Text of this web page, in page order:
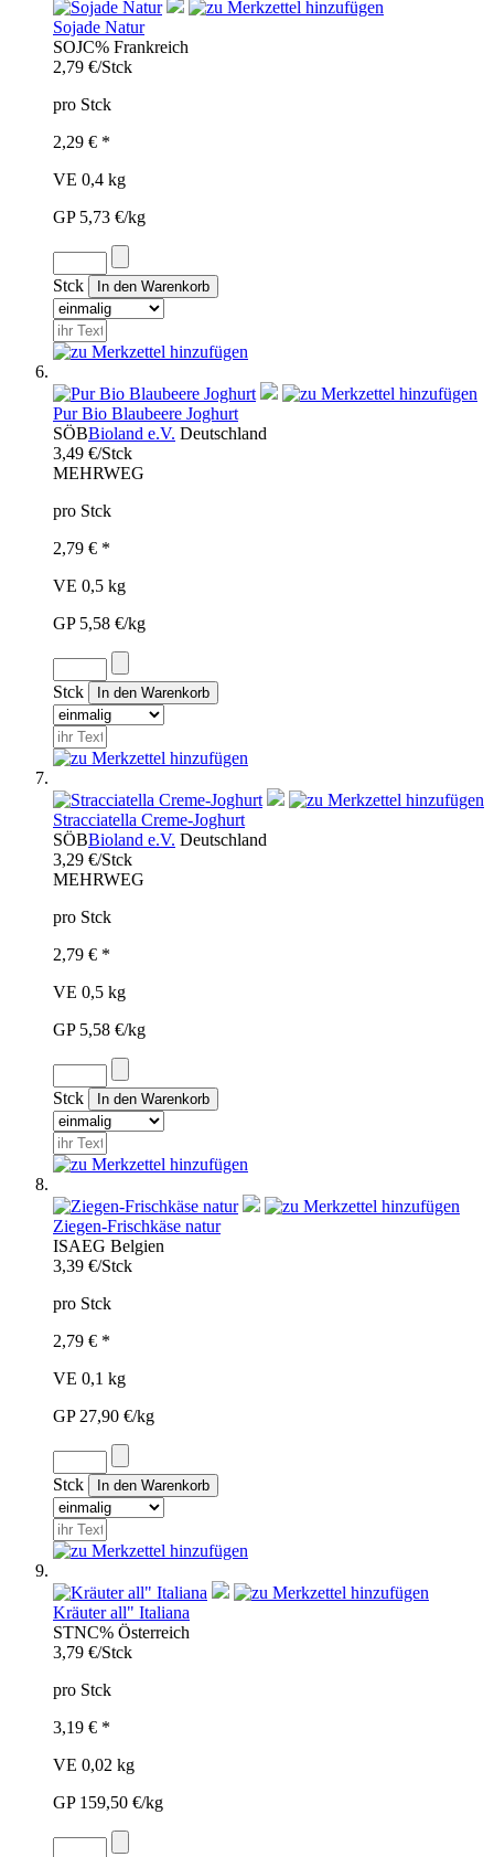
Sojade Natur
SOJC% Frankreich
2,79 €/Stck
pro Stck
2,29 € *
VE 0,4 kg
GP 5,73 €/kg
Stck
Pur Bio Blaubeere Joghurt
SÖBBioland e.V. Deutschland
3,49 €/Stck
MEHRWEG
pro Stck
2,79 € *
VE 0,5 kg
GP 5,58 €/kg
Stck
Stracciatella Creme-Joghurt
SÖBBioland e.V. Deutschland
3,29 €/Stck
MEHRWEG
pro Stck
2,79 € *
VE 0,5 kg
GP 5,58 €/kg
Stck
Ziegen-Frischkäse natur
ISAEG Belgien
3,39 €/Stck
pro Stck
2,79 € *
VE 0,1 kg
GP 27,90 €/kg
Stck
Kräuter all" Italiana
STNC% Österreich
3,79 €/Stck
pro Stck
3,19 € *
VE 0,02 kg
GP 159,50 €/kg